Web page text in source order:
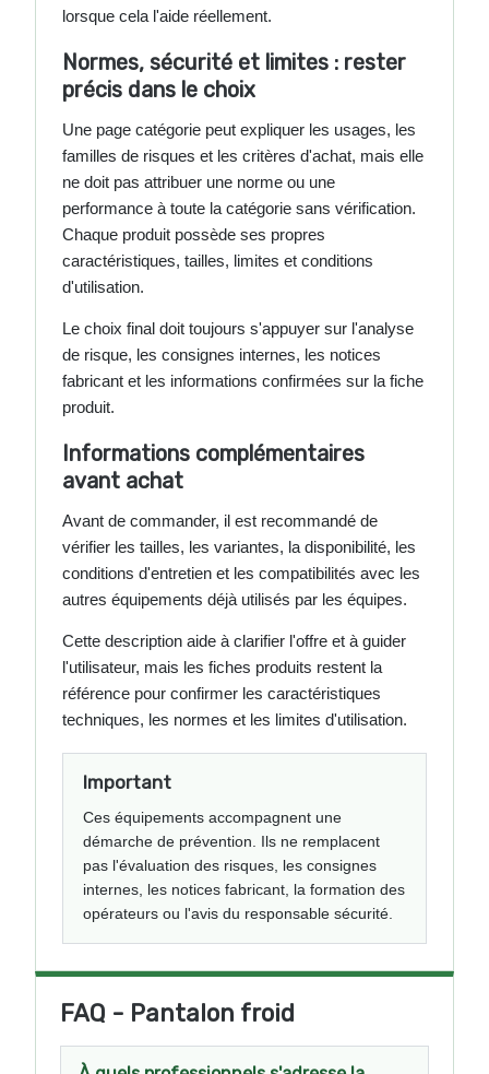
lorsque cela l'aide réellement.
Normes, sécurité et limites : rester
précis dans le choix
Une page catégorie peut expliquer les usages, les
familles de risques et les critères d'achat, mais elle
ne doit pas attribuer une norme ou une
performance à toute la catégorie sans vérification.
Chaque produit possède ses propres
caractéristiques, tailles, limites et conditions
d'utilisation.
Le choix final doit toujours s'appuyer sur l'analyse
de risque, les consignes internes, les notices
fabricant et les informations confirmées sur la fiche
produit.
Informations complémentaires
avant achat
Avant de commander, il est recommandé de
vérifier les tailles, les variantes, la disponibilité, les
conditions d'entretien et les compatibilités avec les
autres équipements déjà utilisés par les équipes.
Cette description aide à clarifier l'offre et à guider
l'utilisateur, mais les fiches produits restent la
référence pour confirmer les caractéristiques
techniques, les normes et les limites d'utilisation.
Important
Ces équipements accompagnent une
démarche de prévention. Ils ne remplacent
pas l'évaluation des risques, les consignes
internes, les notices fabricant, la formation des
opérateurs ou l'avis du responsable sécurité.
FAQ - Pantalon froid